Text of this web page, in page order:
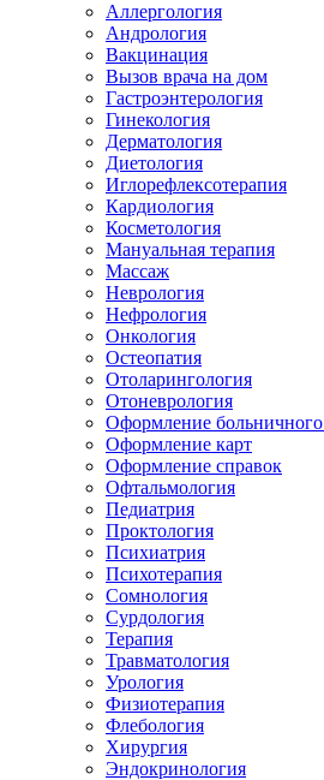
Аллергология
Андрология
Вакцинация
Вызов врача на дом
Гастроэнтерология
Гинекология
Дерматология
Диетология
Иглорефлексотерапия
Кардиология
Косметология
Мануальная терапия
Массаж
Неврология
Нефрология
Онкология
Остеопатия
Отоларингология
Отоневрология
Оформление больничного
Оформление карт
Оформление справок
Офтальмология
Педиатрия
Проктология
Психиатрия
Психотерапия
Сомнология
Сурдология
Терапия
Травматология
Урология
Физиотерапия
Флебология
Хирургия
Эндокринология